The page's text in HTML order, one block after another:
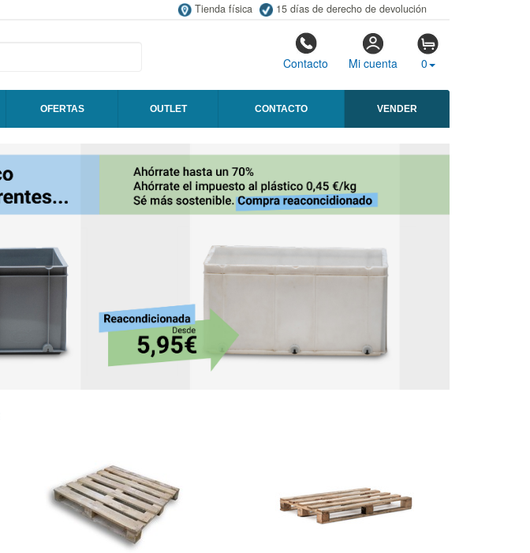
Tienda física 15 días de derecho de devolución
Contacto Mi cuenta 0
OFERTAS OUTLET CONTACTO VENDER